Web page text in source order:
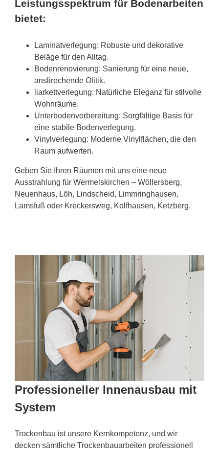
Leistungsspektrum für Bodenarbeiten
bietet:
Laminatverlegung: Robuste und dekorative
Beläge für den Alltag.
Bodenrenovierung: Sanierung für eine neue,
anslirechende Olitik.
liarkettverlegung: Natürliche Eleganz für stilvolle
Wohnräume.
Unterbodenvorbereitung: Sorgfältige Basis für
eine stabile Bodenverlegung.
Vinylverlegung: Moderne Vinylflächen, die den
Raum aufwerten.
Geben Sie Ihren Räumen mit uns eine neue
Ausstrahlung für Wermelskirchen – Wöllersberg,
Neuenhaus, Löh, Lindscheid, Limmringhausen,
Lamsfuß oder Kreckersweg, Kolfhausen, Ketzberg.
Professioneller Innenausbau mit
System
Trockenbau ist unsere Kernkompetenz, und wir
decken sämtliche Trockenbauarbeiten professionell